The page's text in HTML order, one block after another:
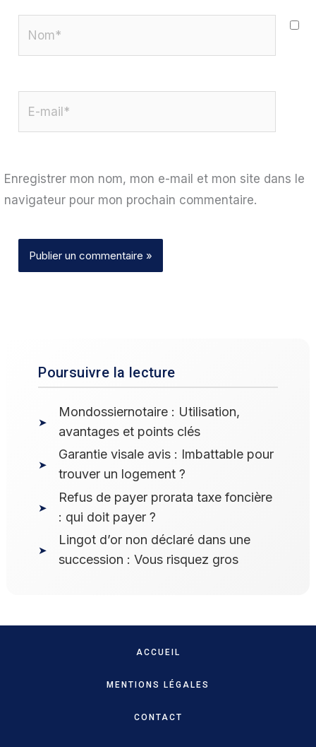
Enregistrer mon nom, mon e-mail et mon site dans le
navigateur pour mon prochain commentaire.
Poursuivre la lecture
Mondossiernotaire : Utilisation,
avantages et points clés
Garantie visale avis : Imbattable pour
trouver un logement ?
Refus de payer prorata taxe foncière
: qui doit payer ?
Lingot d’or non déclaré dans une
succession : Vous risquez gros
ACCUEIL
MENTIONS LÉGALES
CONTACT